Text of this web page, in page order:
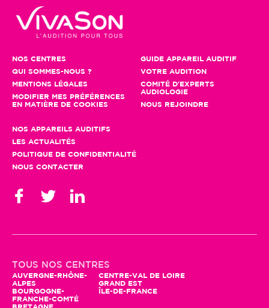
En poursuivant votre navigation, seuls
des cookies à des fins statistiques
seront utilisés. Vous pouvez profiter
d'autres fonctionnalités et nous aider à améliorer le site en
NOS CENTRES
QUI SOMMES-NOUS ?
MENTIONS LÉGALES
MODIFIER MES PRÉFÉRENCES
EN MATIÈRE DE COOKIES
GUIDE APPAREIL AUDITIF
VOTRE AUDITION
COMITÉ D'EXPERTS
AUDIOLOGIE
NOUS REJOINDRE
NOS APPAREILS AUDITIFS
LES ACTUALITÉS
POLITIQUE DE CONFIDENTIALITÉ
NOUS CONTACTER
TOUS NOS CENTRES
AUVERGNE-RHÔNE-
ALPES
BOURGOGNE-
FRANCHE-COMTÉ
CENTRE-VAL DE LOIRE
GRAND EST
ÎLE-DE-FRANCE